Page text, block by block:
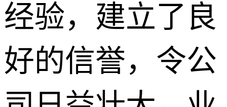
经验，建立了良
好的信誉，令公